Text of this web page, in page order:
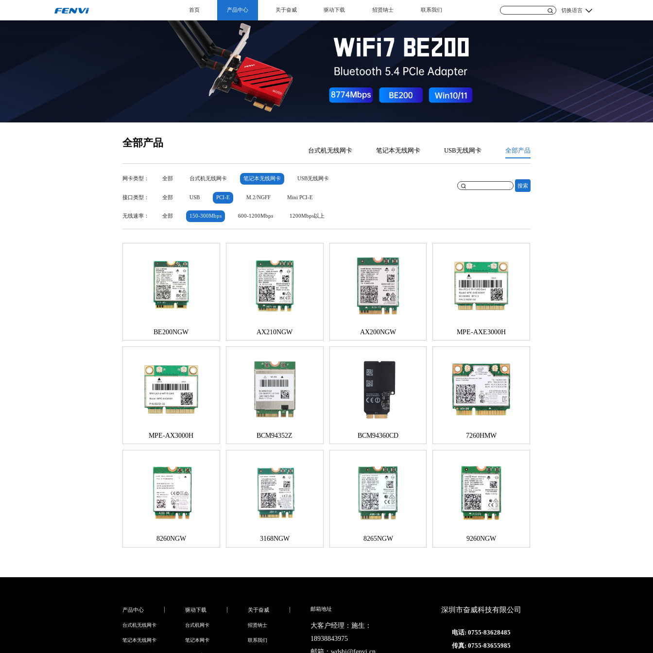
首页 产品中心 关于奋威 驱动下载 招贤纳士 联系我们 切换语言
全部产品
台式机无线网卡 笔记本无线网卡 USB无线网卡 全部产品
网卡类型： 全部 台式机无线网卡 笔记本无线网卡 USB无线网卡
搜索
接口类型： 全部 USB PCI-E M.2/NGFF Mini PCI-E
无线速率： 全部 150-300Mbps 600-1200Mbps 1200Mbps以上
BE200NGW AX210NGW AX200NGW MPE-AXE3000H
MPE-AX3000H BCM94352Z BCM94360CD 7260HMW
8260NGW 3168NGW 8265NGW 9260NGW
产品中心
台式机无线网卡
笔记本无线网卡
驱动下载
台式机网卡
笔记本网卡
关于奋威
招贤纳士
联系我们
邮箱地址
大客户经理：施生：
18938843975
深圳市奋威科技有限公司
电话: 0755-83628485
传真: 0755-83655985